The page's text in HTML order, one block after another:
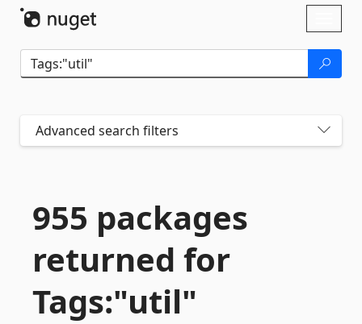
Advanced search filters
955 packages
returned for
Tags:"util"